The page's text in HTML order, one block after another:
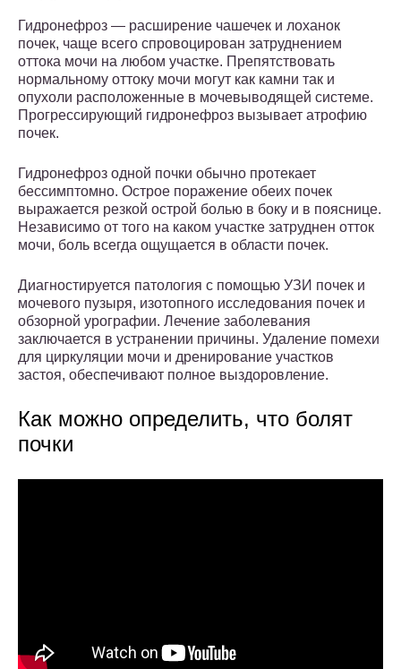
Гидронефроз — расширение чашечек и лоханок
почек, чаще всего спровоцирован затруднением
оттока мочи на любом участке. Препятствовать
нормальному оттоку мочи могут как камни так и
опухоли расположенные в мочевыводящей системе.
Прогрессирующий гидронефроз вызывает атрофию
почек.
Гидронефроз одной почки обычно протекает
бессимптомно. Острое поражение обеих почек
выражается резкой острой болью в боку и в пояснице.
Независимо от того на каком участке затруднен отток
мочи, боль всегда ощущается в области почек.
Диагностируется патология с помощью УЗИ почек и
мочевого пузыря, изотопного исследования почек и
обзорной урографии. Лечение заболевания
заключается в устранении причины. Удаление помехи
для циркуляции мочи и дренирование участков
застоя, обеспечивают полное выздоровление.
Как можно определить, что болят
почки